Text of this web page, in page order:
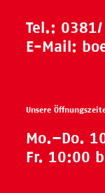
Tel.:
E-Mail:
Unsere
Mo.–Do.
Fr. 10:00